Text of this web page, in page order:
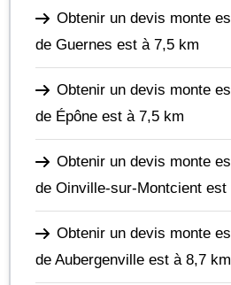
Obtenir un devis monte
de Guernes est à 7,5 km
Obtenir un devis monte
de Épône est à 7,5 km
Obtenir un devis monte
de Oinville-sur-Montcient est
Obtenir un devis monte
de Aubergenville est à 8,7 km